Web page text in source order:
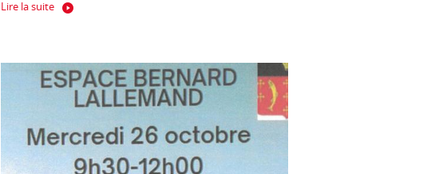
Lire la suite